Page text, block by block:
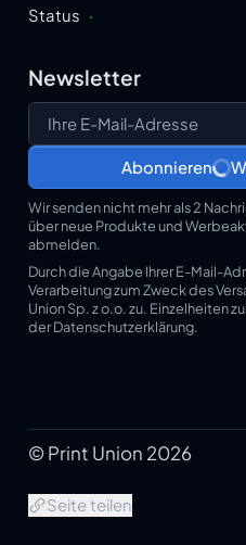
Status ·
Newsletter
Ihre E-Mail-Adresse
Abonnieren
Wir senden nicht mehr als 2
über neue Produkte und
abmelden.
Durch die Angabe Ihrer E-Mail-
Verarbeitung zum Zweck des
Union Sp. z o.o. zu. Einzelheiten
der Datenschutzerklärung.
© Print Union 2026
Seite teilen